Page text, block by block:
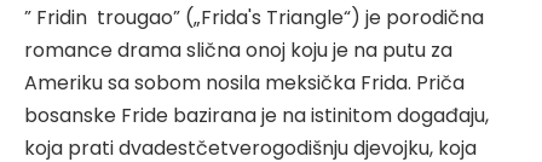
” Fridin trougao” („Frida's Triangle“) je porodična
romance drama slična onoj koju je na putu za
Ameriku sa sobom nosila meksička Frida. Priča
bosanske Fride bazirana je na istinitom događaju,
koja prati dvadestčetverogodišnju djevojku, koja